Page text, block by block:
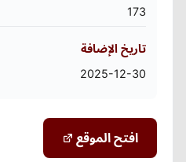
173
تاريخ الإضافة
2025-12-30
افتح الموقع